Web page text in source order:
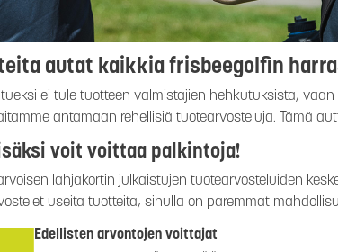
autat kaikkia frisbeegolfin
ei tule tuotteen valmistajien hehkutuksista,
antamaan rehellisiä tuotearvosteluja. Tämä
voit voittaa palkintoja!
lahjakortin julkaistujen tuotearvosteluiden
useita tuotteita, sinulla on paremmat
Edellisten arvontojen voittajat